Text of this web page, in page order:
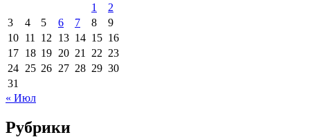
1
2
3
4 5 6 7 8
9
10 11 12 13 14 15 16
17 18 19 20 21 22 23
24 25 26 27 28 29 30
31
« Июл
Рубрики